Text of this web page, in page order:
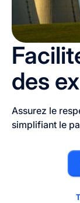
des
Assurez le
simplifiant le